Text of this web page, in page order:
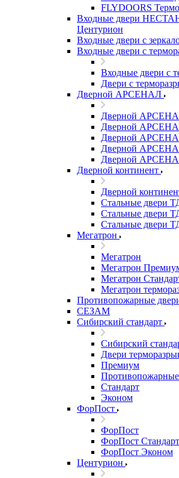
FLYDOORS
Входные двери
Центурион
Входные двери с
Входные двери с
Входные двери с
Двери с
Дверной АРСЕНАЛ
Дверной
Дверной
Дверной
Дверной
Дверной
Дверной континент
Дверной
Стальные двери
Стальные двери
Стальные двери
Мегатрон
Мегатрон
Мегатрон
Мегатрон
Мегатрон
Противопожарные
СЕЗАМ
Сибирский стандарт
Сибирский
Двери
Премиум
Противопожарные
Стандарт
Эконом
ФорПост
ФорПост
ФорПост Стандарт
ФорПост Эконом
Центурион